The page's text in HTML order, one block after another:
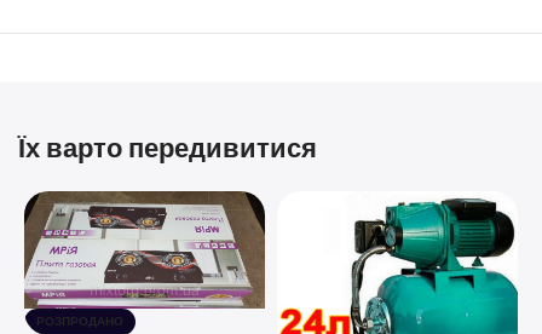
Їх варто передивитися
РОЗПРОДАНО